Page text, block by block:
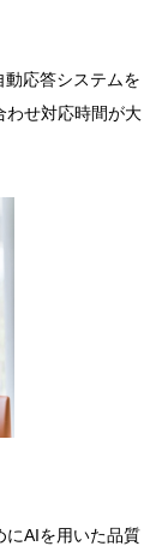
応答システムを
わせ対応時間が大
にAIを用いた品質